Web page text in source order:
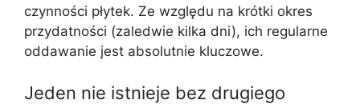
czynności płytek. Ze względu na krótki okres
przydatności (zaledwie kilka dni), ich regularne
oddawanie jest absolutnie kluczowe.
Jeden nie istnieje bez drugiego